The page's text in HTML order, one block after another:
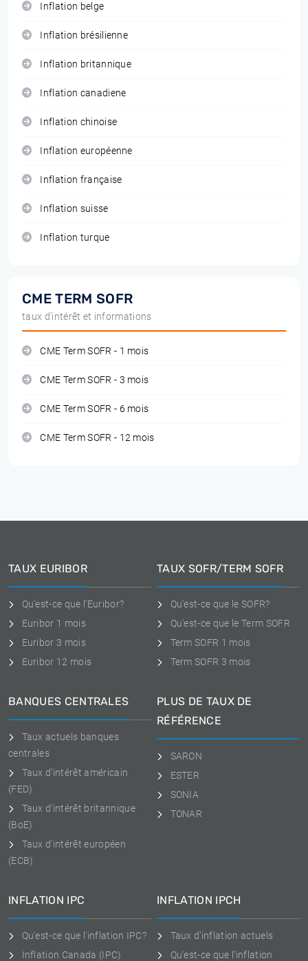
Inflation belge
Inflation brésilienne
Inflation britannique
Inflation canadiene
Inflation chinoise
Inflation européenne
Inflation française
Inflation suisse
Inflation turque
CME TERM SOFR
taux d'intérêt et informations
CME Term SOFR - 1 mois
CME Term SOFR - 3 mois
CME Term SOFR - 6 mois
CME Term SOFR - 12 mois
TAUX EURIBOR
Qu'est-ce que l'Euribor?
Euribor 1 mois
Euribor 3 mois
Euribor 12 mois
TAUX SOFR/TERM SOFR
Qu'est-ce que le SOFR?
Qu'est-ce que le Term SOFR
Term SOFR 1 mois
Term SOFR 3 mois
BANQUES CENTRALES
Taux actuels banques
centrales
Taux d'intérêt américain
(FED)
Taux d'intérêt britannique
(BoE)
Taux d'intérêt européen
(ECB)
PLUS DE TAUX DE
RÉFÉRENCE
SARON
ESTER
SONIA
TONAR
INFLATION IPC
Qu'est-ce que l'inflation IPC?
Inflation Canada (IPC)
INFLATION IPCH
Taux d'inflation actuels
Qu'est-ce que l'inflation